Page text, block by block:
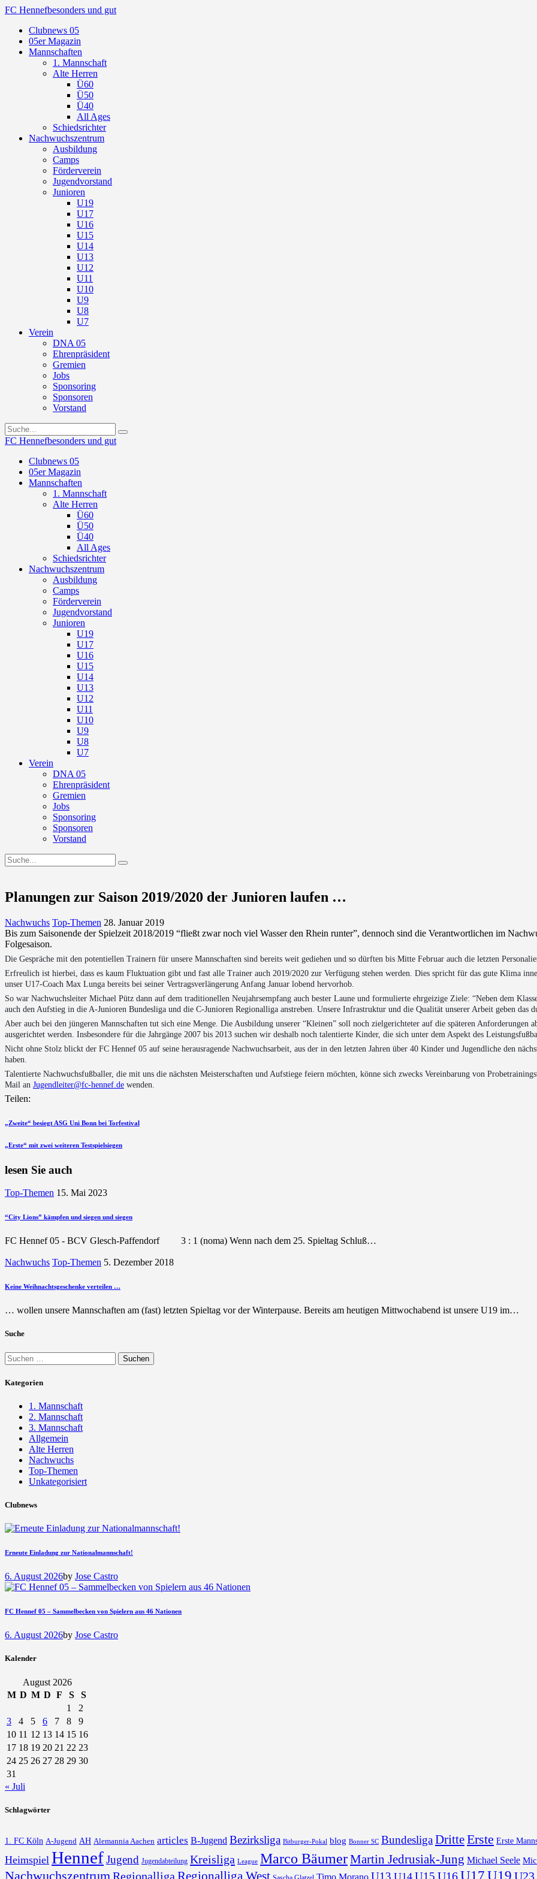
FC Hennefbesonders und gut
Clubnews 05
05er Magazin
Mannschaften
1. Mannschaft
Alte Herren
Ü60
Ü50
Ü40
All Ages
Schiedsrichter
Nachwuchszentrum
Ausbildung
Camps
Förderverein
Jugendvorstand
Junioren
U19
U17
U16
U15
U14
U13
U12
U11
U10
U9
U8
U7
Verein
DNA 05
Ehrenpräsident
Gremien
Jobs
Sponsoring
Sponsoren
Vorstand
FC Hennefbesonders und gut
Clubnews 05
05er Magazin
Mannschaften
1. Mannschaft
Alte Herren
Ü60
Ü50
Ü40
All Ages
Schiedsrichter
Nachwuchszentrum
Ausbildung
Camps
Förderverein
Jugendvorstand
Junioren
U19
U17
U16
U15
U14
U13
U12
U11
U10
U9
U8
U7
Verein
DNA 05
Ehrenpräsident
Gremien
Jobs
Sponsoring
Sponsoren
Vorstand
Planungen zur Saison 2019/2020 der Junioren laufen …
Nachwuchs Top-Themen 28. Januar 2019
Bis zum Saisonende der Spielzeit 2018/2019 “fließt zwar noch viel Wasser den Rhein runter”, dennoch sind die Verantwortlichen im
Folgesaison.
Die Gespräche mit den potentiellen Trainern für unsere Mannschaften sind bereits weit gediehen und so dürften bis Mitte Februar auch die letzten
Erfreulich ist hierbei, dass es kaum Fluktuation gibt und fast alle Trainer auch 2019/2020 zur Verfügung stehen werden. Dies spricht für das gute Klima
unser U17-Coach Max Lunga bereits bei seiner Vertragsverlängerung Anfang Januar lobend hervorhob.
So war Nachwuchsleiter Michael Pütz dann auf dem traditionellen Neujahrsempfang auch bester Laune und formulierte ehrgeizige Ziele: “Neben dem
auch den Aufstieg in die A-Junioren Bundesliga und die C-Junioren Regionalliga anstreben. Unsere Infrastruktur und die Qualität unserer Arbeit geben das
Aber auch bei den jüngeren Mannschaften tut sich eine Menge. Die Ausbildung unserer “Kleinen” soll noch zielgerichteter auf die späteren Anforderungen
ausgerichtet werden. Insbesondere für die Jahrgänge 2007 bis 2013 suchen wir deshalb noch talentierte Kinder, die sich unter dem Aspekt des
Nicht ohne Stolz blickt der FC Hennef 05 auf seine herausragende Nachwuchsarbeit, aus der in den letzten Jahren über 40 Kinder und Jugendliche den
haben.
Talentierte Nachwuchsfußballer, die mit uns die nächsten Meisterschaften und Aufstiege feiern möchten, könne sich zwecks Vereinbarung von
Mail an Jugendleiter@fc-hennef.de wenden.
Teilen:
Beitragsnavigation
vorherigen
„Zweite“ besiegt ASG Uni Bonn bei Torfestival
nächsten
„Erste“ mit zwei weiteren Testspielsiegen
lesen Sie auch
Top-Themen 15. Mai 2023
“City Lions” kämpfen und siegen und siegen
FC Hennef 05 - BCV Glesch-Paffendorf 3 : 1 (noma) Wenn nach dem 25. Spieltag Schluß…
Nachwuchs Top-Themen 5. Dezember 2018
Keine Weihnachtsgeschenke verteilen …
… wollen unsere Mannschaften am (fast) letzten Spieltag vor der Winterpause. Bereits am heutigen Mittwochabend ist unsere U19 im…
Suche
Suchen
nach:
Kategorien
1. Mannschaft
2. Mannschaft
3. Mannschaft
Allgemein
Alte Herren
Nachwuchs
Top-Themen
Unkategorisiert
Clubnews
Erneute Einladung zur Nationalmannschaft!
6. August 2026by Jose Castro
FC Hennef 05 – Sammelbecken von Spielern aus 46 Nationen
6. August 2026by Jose Castro
Kalender
August 2026
M D M D F S
S
1
2
3
4 5 6 7 8
9
10 11 12 13 14 15 16
17 18 19 20 21 22 23
24 25 26 27 28 29 30
31
« Juli
Schlagwörter
1. FC Köln A-Jugend AH Alemannia Aachen articles B-Jugend Bezirksliga Bitburger-Pokal blog Bonner SC Bundesliga DritteErste Erste
Heimspiel HennefJugend Jugendabteilung Kreisliga League Marco BäumerMartin Jedrusiak-Jung Michael Seele
Nachwuchszentrum Regionalliga Regionalliga West Timo Morano U13 U14 U15 U16U17 U19 U23